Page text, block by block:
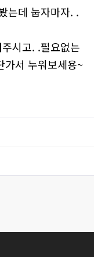
는데 눕자마자. .
시고. .필요없는
서 누워보세용~